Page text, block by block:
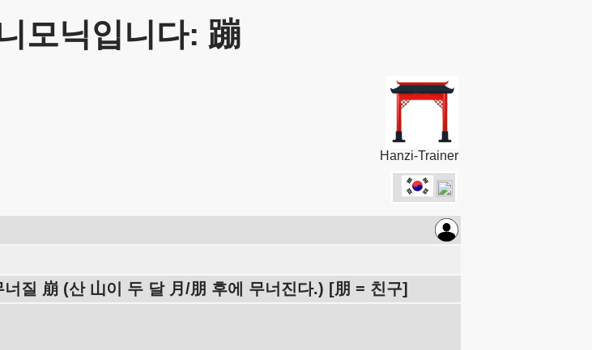
모닉입니다: 蹦
Hanzi-Trainer
질 崩 (산 山이 두 달 月/朋 후에 무너진다.) [朋 = 친구]